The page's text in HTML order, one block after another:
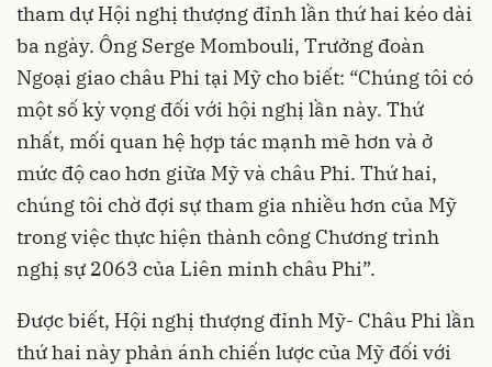
tham dự Hội nghị thượng đỉnh lần thứ hai kéo dài
ba ngày. Ông Serge Mombouli, Trưởng đoàn
Ngoại giaochâu Phi tại Mỹ cho biết: “Chúng tôi có
một số kỳ vọng đối với hội nghị lần này. Thứ
nhất, mối quan hệ hợp tác mạnh mẽ hơn và ở
mức độ cao hơn giữa Mỹ và châu Phi. Thứ hai,
chúng tôi chờ đợi sự tham gia nhiều hơn của Mỹ
trong việc thực hiện thành công Chương trình
nghị sự 2063 của Liên minh châu Phi”.
Được biết, Hội nghị thượng đỉnh Mỹ- Châu Phi lần
thứ hai này phản ánh chiến lược của Mỹ đối với